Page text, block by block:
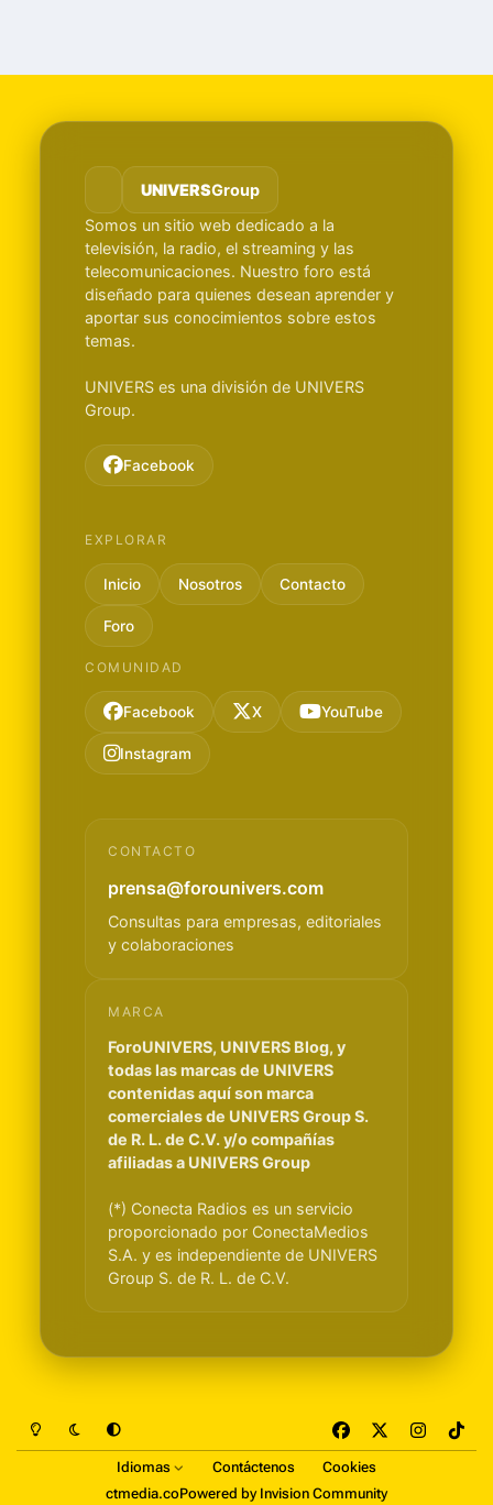
UNIVERSGroup
Somos un sitio web dedicado a la
televisión, la radio, el streaming y las
telecomunicaciones. Nuestro foro está
diseñado para quienes desean aprender y
aportar sus conocimientos sobre estos
temas.
UNIVERS es una división de UNIVERS
Group.
Facebook
EXPLORAR
Inicio Nosotros Contacto
Foro
COMUNIDAD
Facebook X YouTube
Instagram
CONTACTO
prensa@forounivers.com
Consultas para empresas, editoriales
y colaboraciones
MARCA
ForoUNIVERS, UNIVERS Blog, y
todas las marcas de UNIVERS
contenidas aquí son marca
comerciales de UNIVERS Group S.
de R. L. de C.V. y/o compañías
afiliadas a UNIVERS Group
(*) Conecta Radios es un servicio
proporcionado por ConectaMedios
S.A. y es independiente de UNIVERS
Group S. de R. L. de C.V.
Light ModeDark ModeSystem Preference
a
c
n
i
Idiomas Contáctenos
Cookies
ctmedia.coPowered by Invision Community